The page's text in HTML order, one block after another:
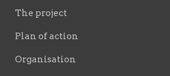
The project
Plan of action
Organisation